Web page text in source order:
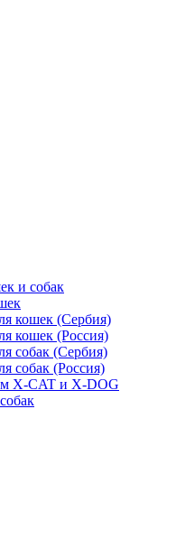
и собак
кошек (Сербия)
кошек (Россия)
собак (Сербия)
собак (Россия)
X-CAT и X-DOG